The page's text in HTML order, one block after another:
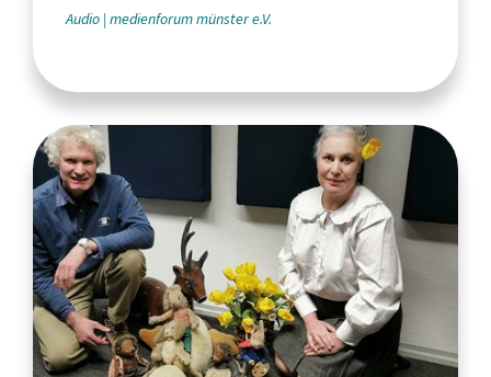
Audio medienforum münster e.V.